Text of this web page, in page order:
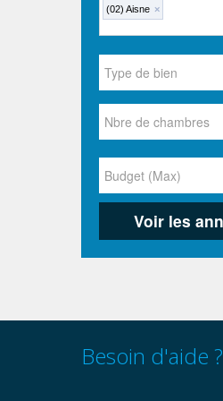
(02) Aisne ×
Besoin d'aide ?